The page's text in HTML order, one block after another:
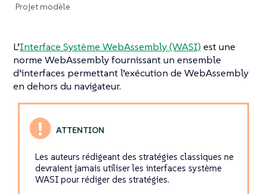
Projet modèle
L’Interface Système WebAssembly (WASI) est une
norme WebAssembly fournissant un ensemble
d’interfaces permettant l’exécution de WebAssembly
en dehors du navigateur.
Les auteurs rédigeant des stratégies classiques ne
devraient jamais utiliser les interfaces système
WASI pour rédiger des stratégies.